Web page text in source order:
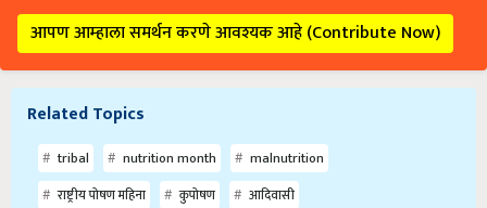
आपण आम्हाला समर्थन करणे आवश्यक आहे (Contribute Now)
Related Topics
tribal nutrition month
malnutrition
राष्ट्रीय पोषण महिना
कुपोषण आदिवासी